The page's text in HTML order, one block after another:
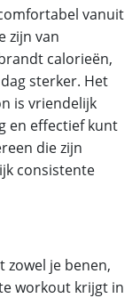
vanuit
zijn van
calorieën,
sterker. Het
is vriendelijk
en effectief kunt
die zijn
consistente
zowel je benen,
workout krijgt in